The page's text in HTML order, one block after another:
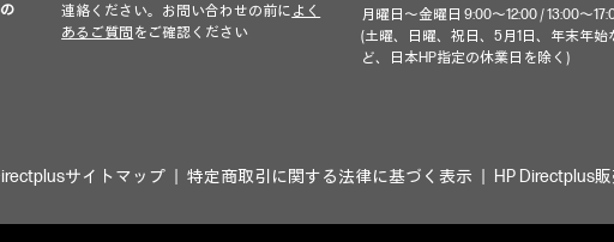
連絡ください。お問い合わせの前に よく
あるご質問 をご確認ください
月曜日～金曜日 9:00～12:00 / 13:00～
(土曜、日曜、祝日、5月1日、年末年始
ど、日本HP指定の休業日を除く)
サイトマップ 特定商取引に関する法律に基づく表示 HP Directplus